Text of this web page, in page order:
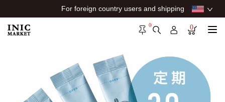
For foreign country users and shipping
0 0